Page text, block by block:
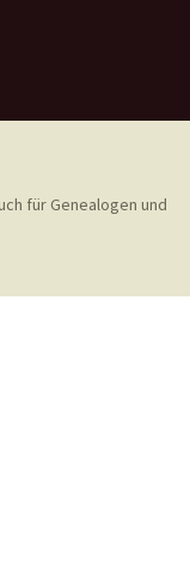
für Genealogen und